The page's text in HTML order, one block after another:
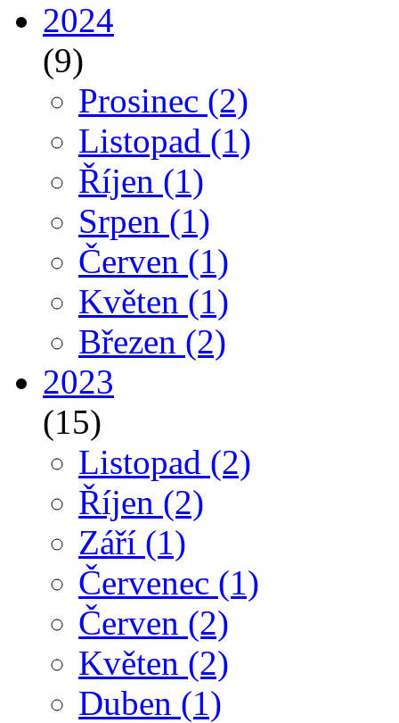
2024
(9)
Prosinec (2)
Listopad (1)
Říjen (1)
Srpen (1)
Červen (1)
Květen (1)
Březen (2)
2023
(15)
Listopad (2)
Říjen (2)
Září (1)
Červenec (1)
Červen (2)
Květen (2)
Duben (1)